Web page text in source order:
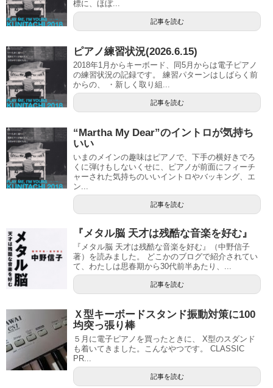
標に、ほぼ...
記事を読む
ピアノ練習状況(2026.6.15)
2018年1月からキーボード、同5月からは電子ピアノ
の練習状況の記録です。 練習パターンはしばらく前
からの、 ・新しく取り組...
記事を読む
“Martha My Dear”のイントロが気持ち
いい
いまのメインの趣味はピアノで、下手の横好きでろ
くに弾けもしないくせに、ピアノが前面にフィーチ
ャーされた気持ちのいいイントロやバッキング、エ
ン...
記事を読む
『メタル脳 天才は残酷な音楽を好む』
『メタル脳 天才は残酷な音楽を好む』（中野信子
著）を読みました。 どこかのブログで紹介されてい
て、わたしは思春期から30代前半あたり、...
記事を読む
Ｘ型キーボードスタンド振動対策に100
均突っ張り棒
５月に電子ピアノを買ったときに、 X型のスダンド
も着いてきました。こんなやつです。 CLASSIC
PR...
記事を読む